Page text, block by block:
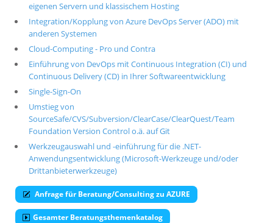
eigenen Servern und klassischem Hosting
Integration/Kopplung von Azure DevOps Server (ADO) mit
anderen Systemen
Cloud-Computing - Pro und Contra
Einführung von DevOps mit Continuous Integration (CI) und
Continuous Delivery (CD) in Ihrer Softwareentwicklung
Single-Sign-On
Umstieg von
SourceSafe/CVS/Subversion/ClearCase/ClearQuest/Team
Foundation Version Control o.ä. auf Git
Werkzeugauswahl und -einführung für die .NET-
Anwendungsentwicklung (Microsoft-Werkzeuge und/oder
Drittanbieterwerkzeuge)
Anfrage für Beratung/Consulting zu AZURE
Gesamter Beratungsthemenkatalog